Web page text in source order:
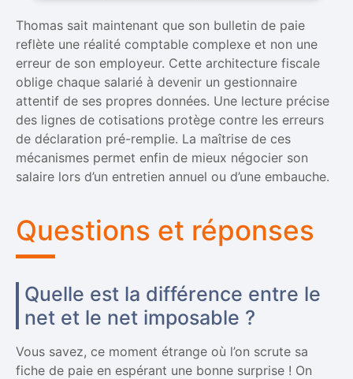
Thomas sait maintenant que son bulletin de paie
reflète une réalité comptable complexe et non une
erreur de son employeur. Cette architecture fiscale
oblige chaque salarié à devenir un gestionnaire
attentif de ses propres données. Une lecture précise
des lignes de cotisations protège contre les erreurs
de déclaration pré-remplie. La maîtrise de ces
mécanismes permet enfin de mieux négocier son
salaire lors d’un entretien annuel ou d’une embauche.
Questions et réponses
Quelle est la différence entre le
net et le net imposable ?
Vous savez, ce moment étrange où l’on scrute sa
fiche de paie en espérant une bonne surprise ! On